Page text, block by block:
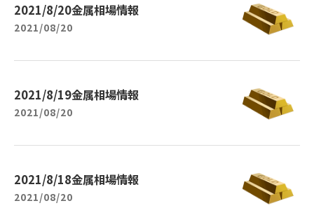
2021/8/20金属相場情報
2021/08/20
2021/8/19金属相場情報
2021/08/20
2021/8/18金属相場情報
2021/08/20